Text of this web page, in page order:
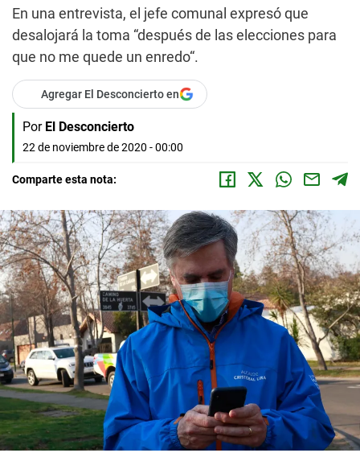
En una entrevista, el jefe comunal expresó que
desalojará la toma “después de las elecciones para
que no me quede un enredo“.
Agregar El Desconcierto en
Por El Desconcierto
22 de noviembre de 2020 - 00:00
Comparte esta nota: